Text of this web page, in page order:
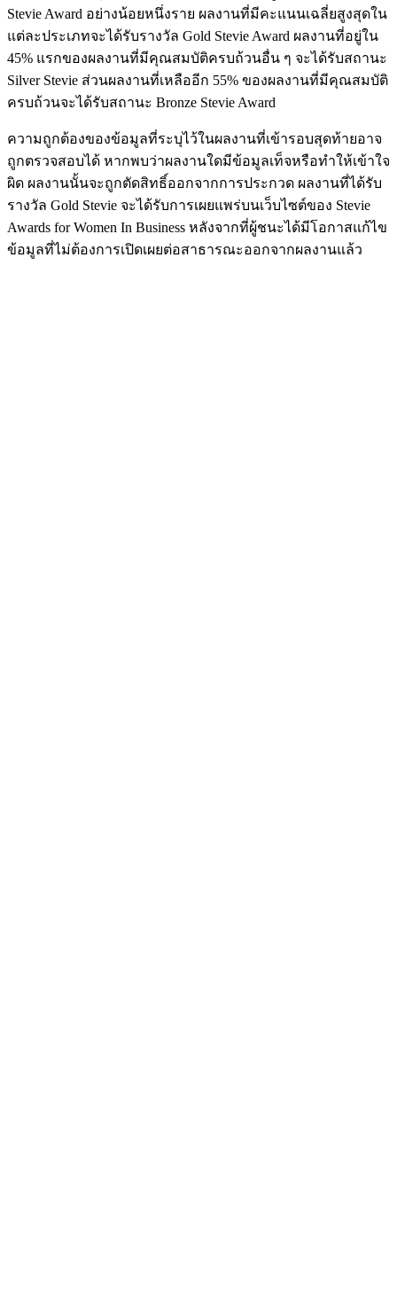
Stevie Award อย่างน้อยหนึ่งราย ผลงานที่มีคะแนนเฉลี่ยสูงสุดใน
แต่ละประเภทจะได้รับรางวัล Gold Stevie Award ผลงานที่อยู่ใน
45% แรกของผลงานที่มีคุณสมบัติครบถ้วนอื่น ๆ จะได้รับสถานะ
Silver Stevie ส่วนผลงานที่เหลืออีก 55% ของผลงานที่มีคุณสมบัติ
ครบถ้วนจะได้รับสถานะ Bronze Stevie Award
ความถูกต้องของข้อมูลที่ระบุไว้ในผลงานที่เข้ารอบสุดท้ายอาจ
ถูกตรวจสอบได้ หากพบว่าผลงานใดมีข้อมูลเท็จหรือทำให้เข้าใจ
ผิด ผลงานนั้นจะถูกตัดสิทธิ์ออกจากการประกวด ผลงานที่ได้รับ
รางวัล Gold Stevie จะได้รับการเผยแพร่บนเว็บไซต์ของ Stevie
Awards for Women In Business หลังจากที่ผู้ชนะได้มีโอกาสแก้ไข
ข้อมูลที่ไม่ต้องการเปิดเผยต่อสาธารณะออกจากผลงานแล้ว